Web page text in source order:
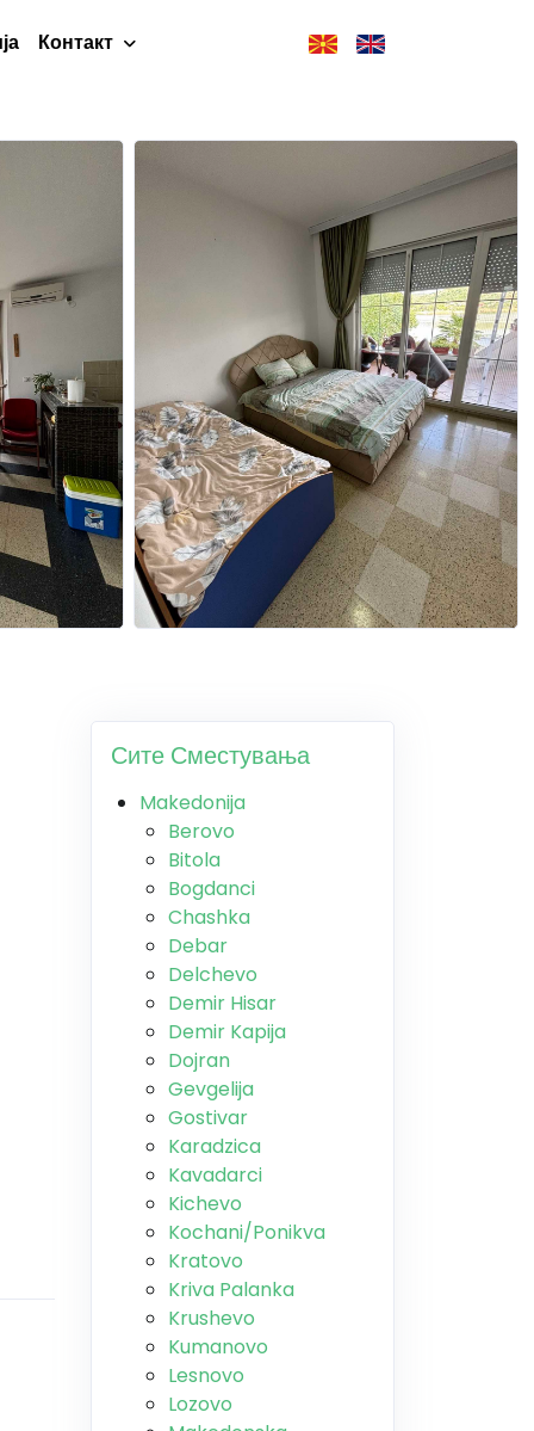
Контакт
Сите Сместувања
Makedonija
Berovo
Bitola
Bogdanci
Chashka
Debar
Delchevo
Demir Hisar
Demir Kapija
Dojran
Gevgelija
Gostivar
Karadzica
Kavadarci
Kichevo
Kochani/Ponikva
Kratovo
Kriva Palanka
Krushevo
Kumanovo
Lesnovo
Lozovo